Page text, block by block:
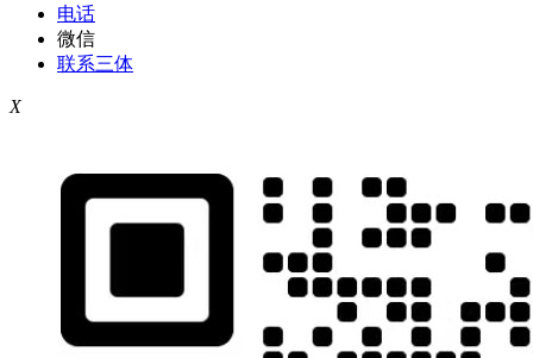
电话
微信
联系三体
X